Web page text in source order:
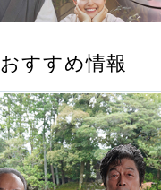
おすすめ情報